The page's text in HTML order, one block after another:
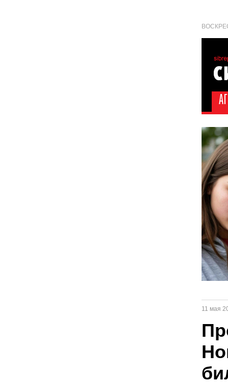
11 мая